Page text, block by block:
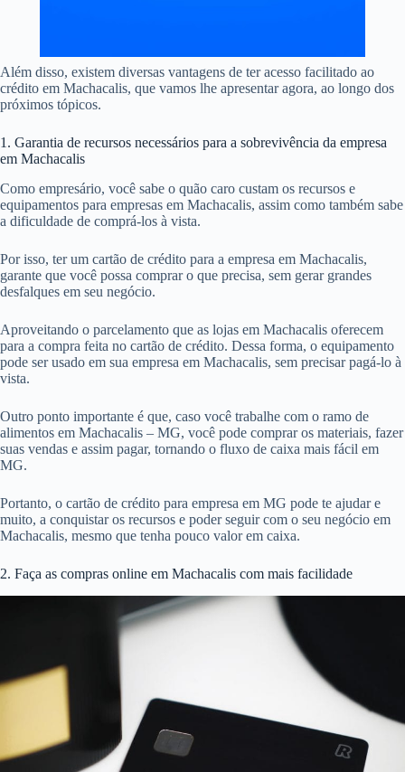
Além disso, existem diversas vantagens de ter acesso facilitado ao
crédito em Machacalis, que vamos lhe apresentar agora, ao longo dos
próximos tópicos.
1. Garantia de recursos necessários para a sobrevivência da empresa
em Machacalis
Como empresário, você sabe o quão caro custam os recursos e
equipamentos para empresas em Machacalis, assim como também sabe
a dificuldade de comprá-los à vista.
Por isso, ter um cartão de crédito para a empresa em Machacalis,
garante que você possa comprar o que precisa, sem gerar grandes
desfalques em seu negócio.
Aproveitando o parcelamento que as lojas em Machacalis oferecem
para a compra feita no cartão de crédito. Dessa forma, o equipamento
pode ser usado em sua empresa em Machacalis, sem precisar pagá-lo à
vista.
Outro ponto importante é que, caso você trabalhe com o ramo de
alimentos em Machacalis – MG, você pode comprar os materiais, fazer
suas vendas e assim pagar, tornando o fluxo de caixa mais fácil em
MG.
Portanto, o cartão de crédito para empresa em MG pode te ajudar e
muito, a conquistar os recursos e poder seguir com o seu negócio em
Machacalis, mesmo que tenha pouco valor em caixa.
2. Faça as compras online em Machacalis com mais facilidade